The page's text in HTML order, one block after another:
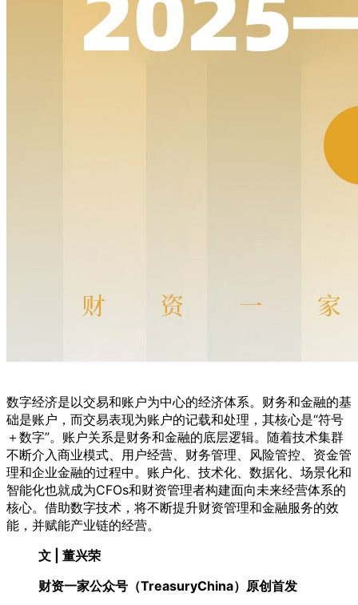
数字经济是以交易和账户为中心的经济体系。财务和金融的基
础是账户，而交易表现为账户的记载和处理，其核心是“符号
＋数字”。账户关系是财务和金融的底层逻辑。随着技术集群
不断介入商业模式、用户经营、财务管理、风险管控、资金管
理和企业金融的过程中。账户化、技术化、数据化、场景化和
智能化也就成为CFOs和财资管理者构建面向未来经营体系的
核心。借助数字技术，将不断提升财资管理和金融服务的效
能，并赋能产业链的经营。
文 | 董兴荣
财资一家公众号（TreasuryChina）原创首发